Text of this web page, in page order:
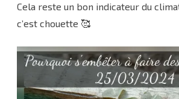
Cela reste un bon indicateur du
c’est chouette 🥰